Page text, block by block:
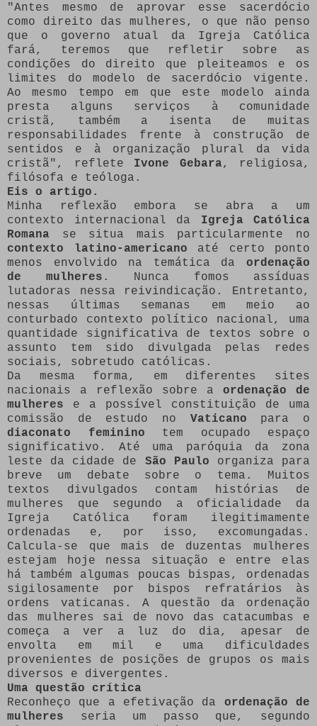
"Antes mesmo de aprovar esse sacerdócio
como direito das mulheres, o que não penso
que o governo atual da Igreja Católica
fará, teremos que refletir sobre as
condições do direito que pleiteamos e os
limites do modelo de sacerdócio vigente.
Ao mesmo tempo em que este modelo ainda
presta alguns serviços à comunidade
cristã, também a isenta de muitas
responsabilidades frente à construção de
sentidos e à organização plural da vida
cristã", reflete Ivone Gebara, religiosa,
filósofa e teóloga.
Eis o artigo.
Minha reflexão embora se abra a um
contexto internacional da Igreja Católica
Romana se situa mais particularmente no
contexto latino-americano até certo ponto
menos envolvido na temática da ordenação
de mulheres . Nunca fomos assíduas
lutadoras nessa reivindicação. Entretanto,
nessas últimas semanas em meio ao
conturbado contexto político nacional, uma
quantidade significativa de textos sobre o
assunto tem sido divulgada pelas redes
sociais, sobretudo católicas.
Da mesma forma, em diferentes sites
nacionais a reflexão sobre a ordenação de
mulheres e a possível constituição de uma
comissão de estudo no Vaticano para o
diaconato feminino tem ocupado espaço
significativo. Até uma paróquia da zona
leste da cidade de São Paulo organiza para
breve um debate sobre o tema. Muitos
textos divulgados contam histórias de
mulheres que segundo a oficialidade da
Igreja Católica foram ilegitimamente
ordenadas e, por isso, excomungadas.
Calcula-se que mais de duzentas mulheres
estejam hoje nessa situação e entre elas
há também algumas poucas bispas, ordenadas
sigilosamente por bispos refratários às
ordens vaticanas. A questão da ordenação
das mulheres sai de novo das catacumbas e
começa a ver a luz do dia, apesar de
envolta em mil e uma dificuldades
provenientes de posições de grupos os mais
diversos e divergentes.
Uma questão crítica
Reconheço que a efetivação da ordenação de
mulheres seria um passo que, segundo